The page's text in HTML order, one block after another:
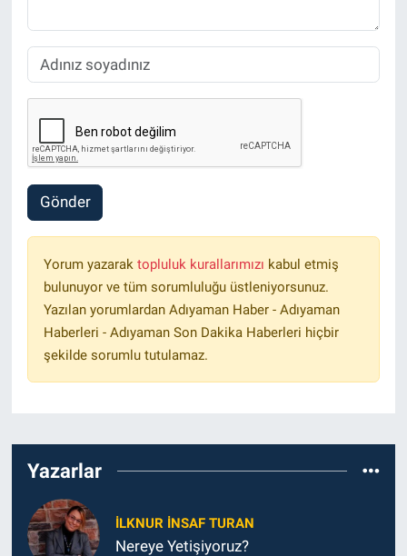
Gönder
Yorum yazarak topluluk kurallarımızı kabul etmiş
bulunuyor ve tüm sorumluluğu üstleniyorsunuz.
Yazılan yorumlardan Adıyaman Haber - Adıyaman
Haberleri - Adıyaman Son Dakika Haberleri hiçbir
şekilde sorumlu tutulamaz.
Yazarlar
İLKNUR İNSAF TURAN
Nereye Yetişiyoruz?